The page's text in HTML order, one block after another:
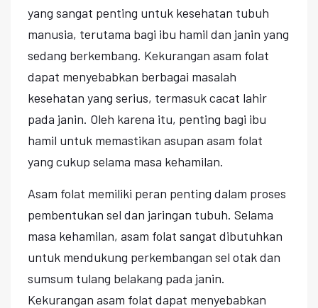
yang sangat penting untuk kesehatan tubuh
manusia, terutama bagi ibu hamil dan janin yang
sedang berkembang. Kekurangan asam folat
dapat menyebabkan berbagai masalah
kesehatan yang serius, termasuk cacat lahir
pada janin. Oleh karena itu, penting bagi ibu
hamil untuk memastikan asupan asam folat
yang cukup selama masa kehamilan.
Asam folat memiliki peran penting dalam proses
pembentukan sel dan jaringan tubuh. Selama
masa kehamilan, asam folat sangat dibutuhkan
untuk mendukung perkembangan sel otak dan
sumsum tulang belakang pada janin.
Kekurangan asam folat dapat menyebabkan